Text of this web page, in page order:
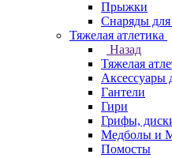
Прыжки
Снаряды
Тяжелая атлетика
Назад
Тяжелая
Аксессуары
Гантели
Гири
Грифы,
Медболы и
Помосты